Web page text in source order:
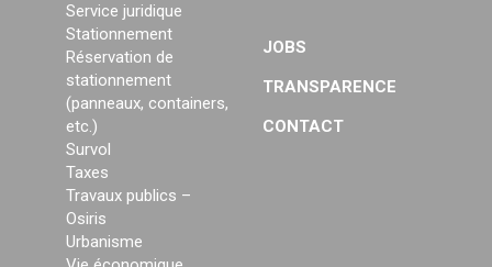
Service juridique
Stationnement
Réservation de
stationnement
(panneaux, containers,
etc.)
Survol
Taxes
Travaux publics –
Osiris
Urbanisme
JOBS
TRANSPARENCE
CONTACT